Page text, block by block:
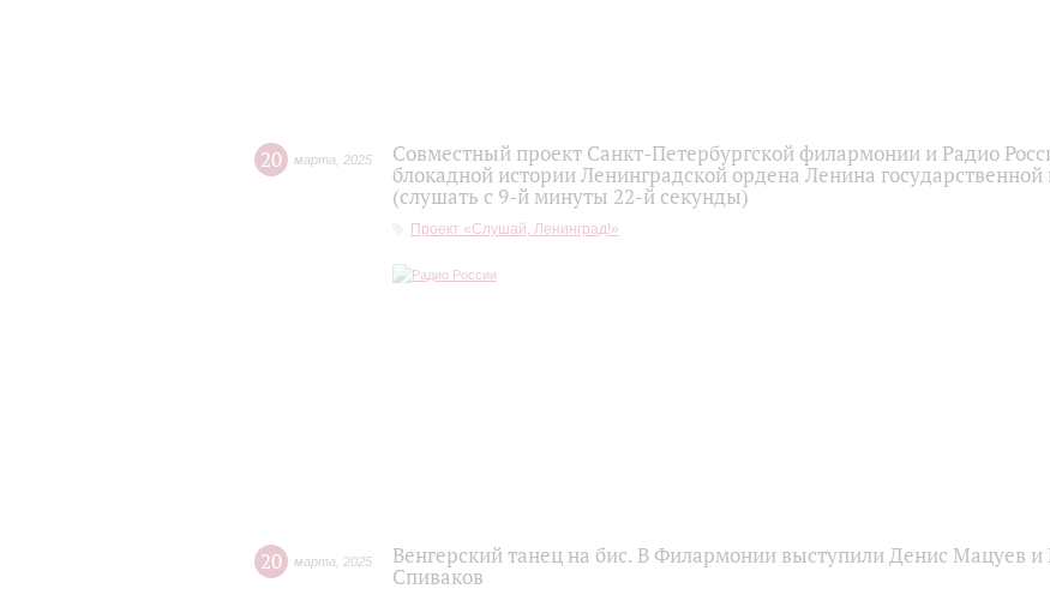
20 марта 2025
Совместный проект Санкт-Петербургской филармонии и Радио
блокадной истории Ленинградской ордена Ленина государственной
(слушать с 9-й минуты 22-й секунды)
Проект «Слушай, Ленинград!»
20 марта 2025
Венгерский танец на бис. В Филармонии выступили Денис Мацуев
Спиваков